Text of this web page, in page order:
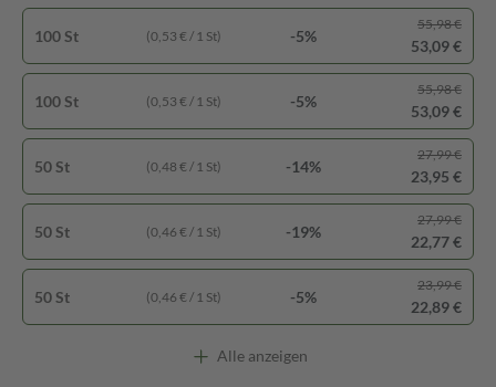
100 St (0,53 € / 1 St) -5%
55,98 €
53,09 €
100 St (0,53 € / 1 St) -5%
55,98 €
53,09 €
50 St (0,48 € / 1 St) -14%
27,99 €
23,95 €
50 St (0,46 € / 1 St) -19%
27,99 €
22,77 €
50 St (0,46 € / 1 St) -5%
23,99 €
22,89 €
Alle anzeigen